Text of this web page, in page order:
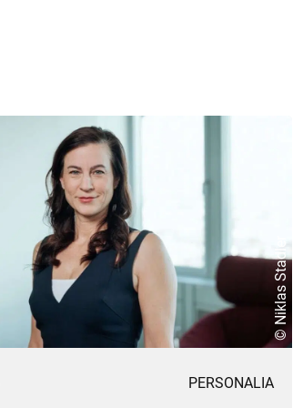
© Niklas Stadler
PERSONALIA